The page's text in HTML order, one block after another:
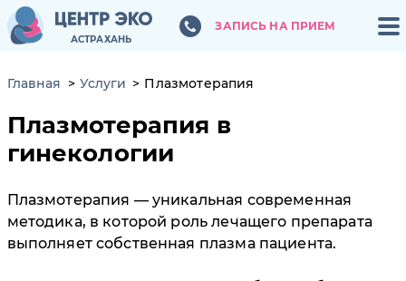
АСТРАХАНЬ
ЗАПИСЬ НА ПРИЕМ
АСТРАХАНЬ
ЗАПИСЬ НА ПРИЕМ
Главная Услуги Плазмотерапия
Плазмотерапия в
гинекологии
Плазмотерапия — уникальная современная
методика, в которой роль лечащего препарата
выполняет собственная плазма пациента.